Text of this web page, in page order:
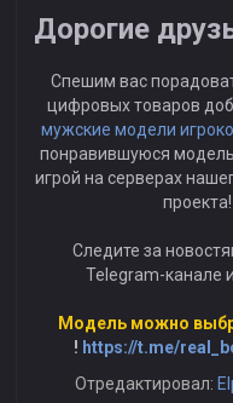
Дорогие
Спешим вас
цифровых товаров
мужские модели
понравившуюся
игрой на серверах
проекта!
Следите за
Telegram-канале
Модель можно
! https://t.me/
Отредактировал: